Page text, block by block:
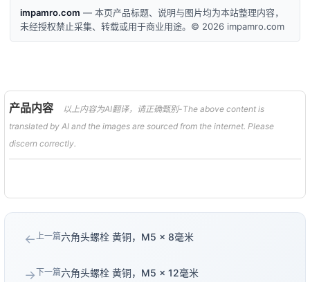
impamro.com — 本页产品标题、说明与图片均为本站整理内容，
未经授权禁止采集、转载或用于商业用途。© 2026 impamro.com
产品内容
以上内容为AI翻译，请正确甄别-The above content is
translated by AI and the images are sourced from the internet. Please
discern correctly.
←上一篇六角头螺栓 黄铜，M5 × 8毫米
→下一篇六角头螺栓 黄铜，M5 × 12毫米